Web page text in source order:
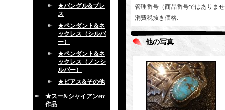
★バングル&ブレ
ス
★ペンダント&ネ
ックレス（シルバ
ー）
★ペンダント&ネ
ックレス（ノンシ
ルバー）
★ピアス&その他
★スー&シャイアンetc
作品
管理番号（商品番号ではありま
消費税抜き価格:
他の写真